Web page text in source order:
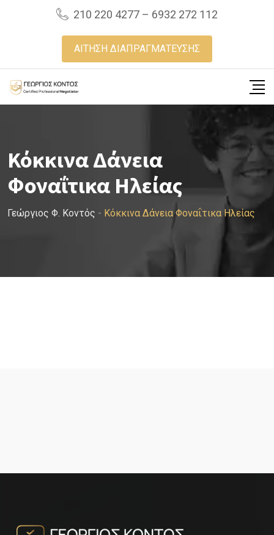
210 220 4277 – 6932 272 112
ΑΙΤΗΣΗ ΔΙΑΠΡΑΓΜΑΤΕΥΣΗΣ
Κόκκινα Δάνεια
Φοναΐτικα Ηλείας
Γεώργιος Φ. Κοντός - Κόκκινα Δάνεια Φοναΐτικα Ηλείας